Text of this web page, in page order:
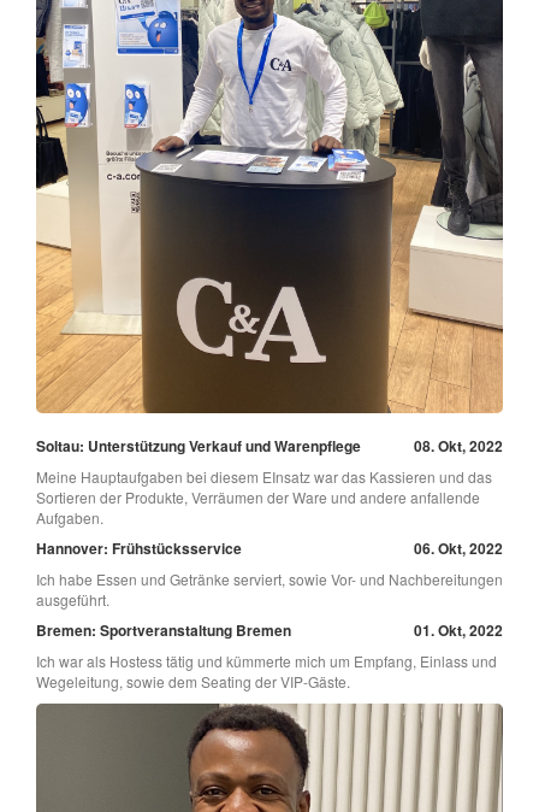
Soltau: Unterstützung Verkauf und Warenpflege 08. Okt, 2022
Meine Hauptaufgaben bei diesem EInsatz war das Kassieren und das
Sortieren der Produkte, Verräumen der Ware und andere anfallende
Aufgaben.
Hannover: Frühstücksservice 06. Okt, 2022
Ich habe Essen und Getränke serviert, sowie Vor- und Nachbereitungen
ausgeführt.
Bremen: Sportveranstaltung Bremen 01. Okt, 2022
Ich war als Hostess tätig und kümmerte mich um Empfang, Einlass und
Wegeleitung, sowie dem Seating der VIP-Gäste.